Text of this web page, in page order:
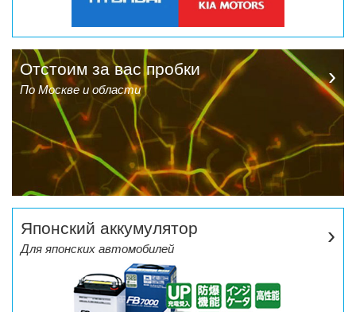
Отстоим за вас пробки
По Москве и области
›
Японский аккумулятор
Для японских автомобилей
›